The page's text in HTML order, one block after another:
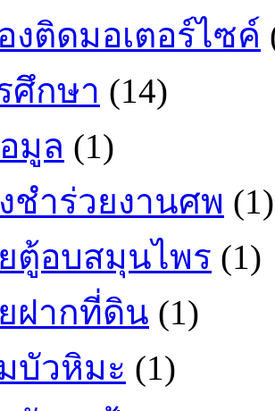
งติดมอเตอร์ไซค์
ศึกษา (14)
มูล (1)
ชำร่วยงานศพ (1)
ตู้อบสมุนไพร (1)
ฝากที่ดิน (1)
บัวหิมะ (1)